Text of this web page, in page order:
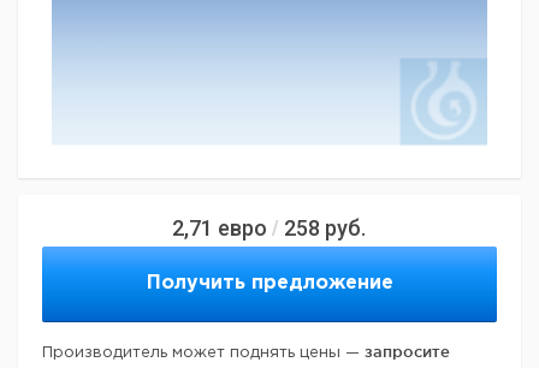
2,71 евро / 258 руб.
Получить предложение
Производитель может поднять цены — запросите